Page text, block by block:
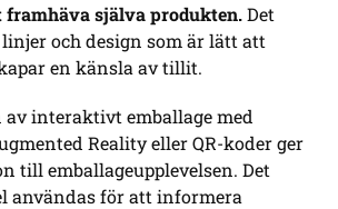
framhäva själva produkten.Det
och design som är lätt att
en känsla av tillit.
interaktivt emballage med
Reality eller QR-koder ger
till emballageupplevelsen. Det
användas för att informera